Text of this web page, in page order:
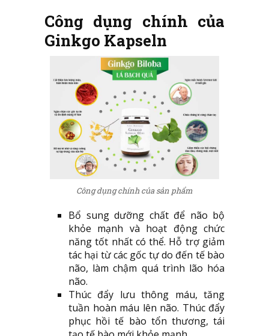
Công dụng chính của
Ginkgo Kapseln
Công dụng chính của sản phẩm
Bổ sung dưỡng chất để não bộ
khỏe mạnh và hoạt động chức
năng tốt nhất có thể. Hỗ trợ giảm
tác hại từ các gốc tự do đến tế bào
não, làm chậm quá trình lão hóa
não.
Thúc đẩy lưu thông máu, tăng
tuần hoàn máu lên não. Thúc đẩy
phục hồi tế bào tổn thương, tái